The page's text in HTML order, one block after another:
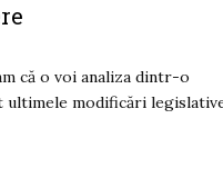
că o voi analiza dintr-o
ultimele modificări